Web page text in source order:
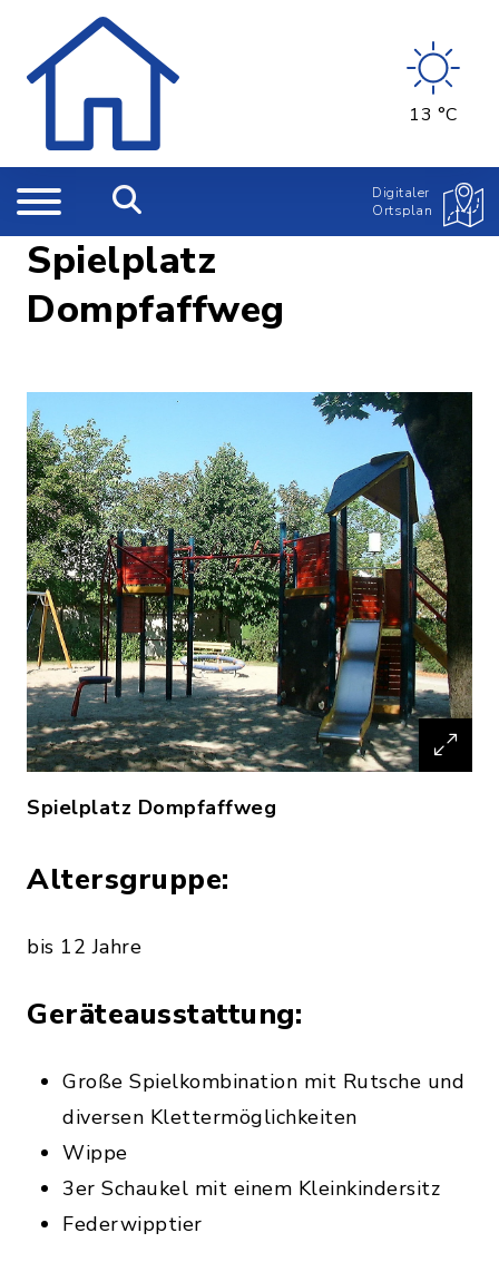
13 °C
Digitaler
Ortsplan
Spielplatz
Dompfaffweg
Spielplatz Dompfaffweg
Altersgruppe:
bis 12 Jahre
Geräteausstattung:
Große Spielkombination mit Rutsche und
diversen Klettermöglichkeiten
Wippe
3er Schaukel mit einem Kleinkindersitz
Federwipptier